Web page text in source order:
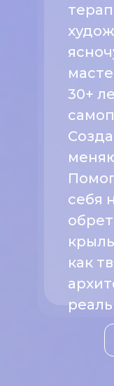
30+
себя
как